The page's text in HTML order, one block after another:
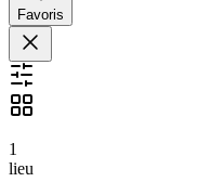
Favoris
1
lieu